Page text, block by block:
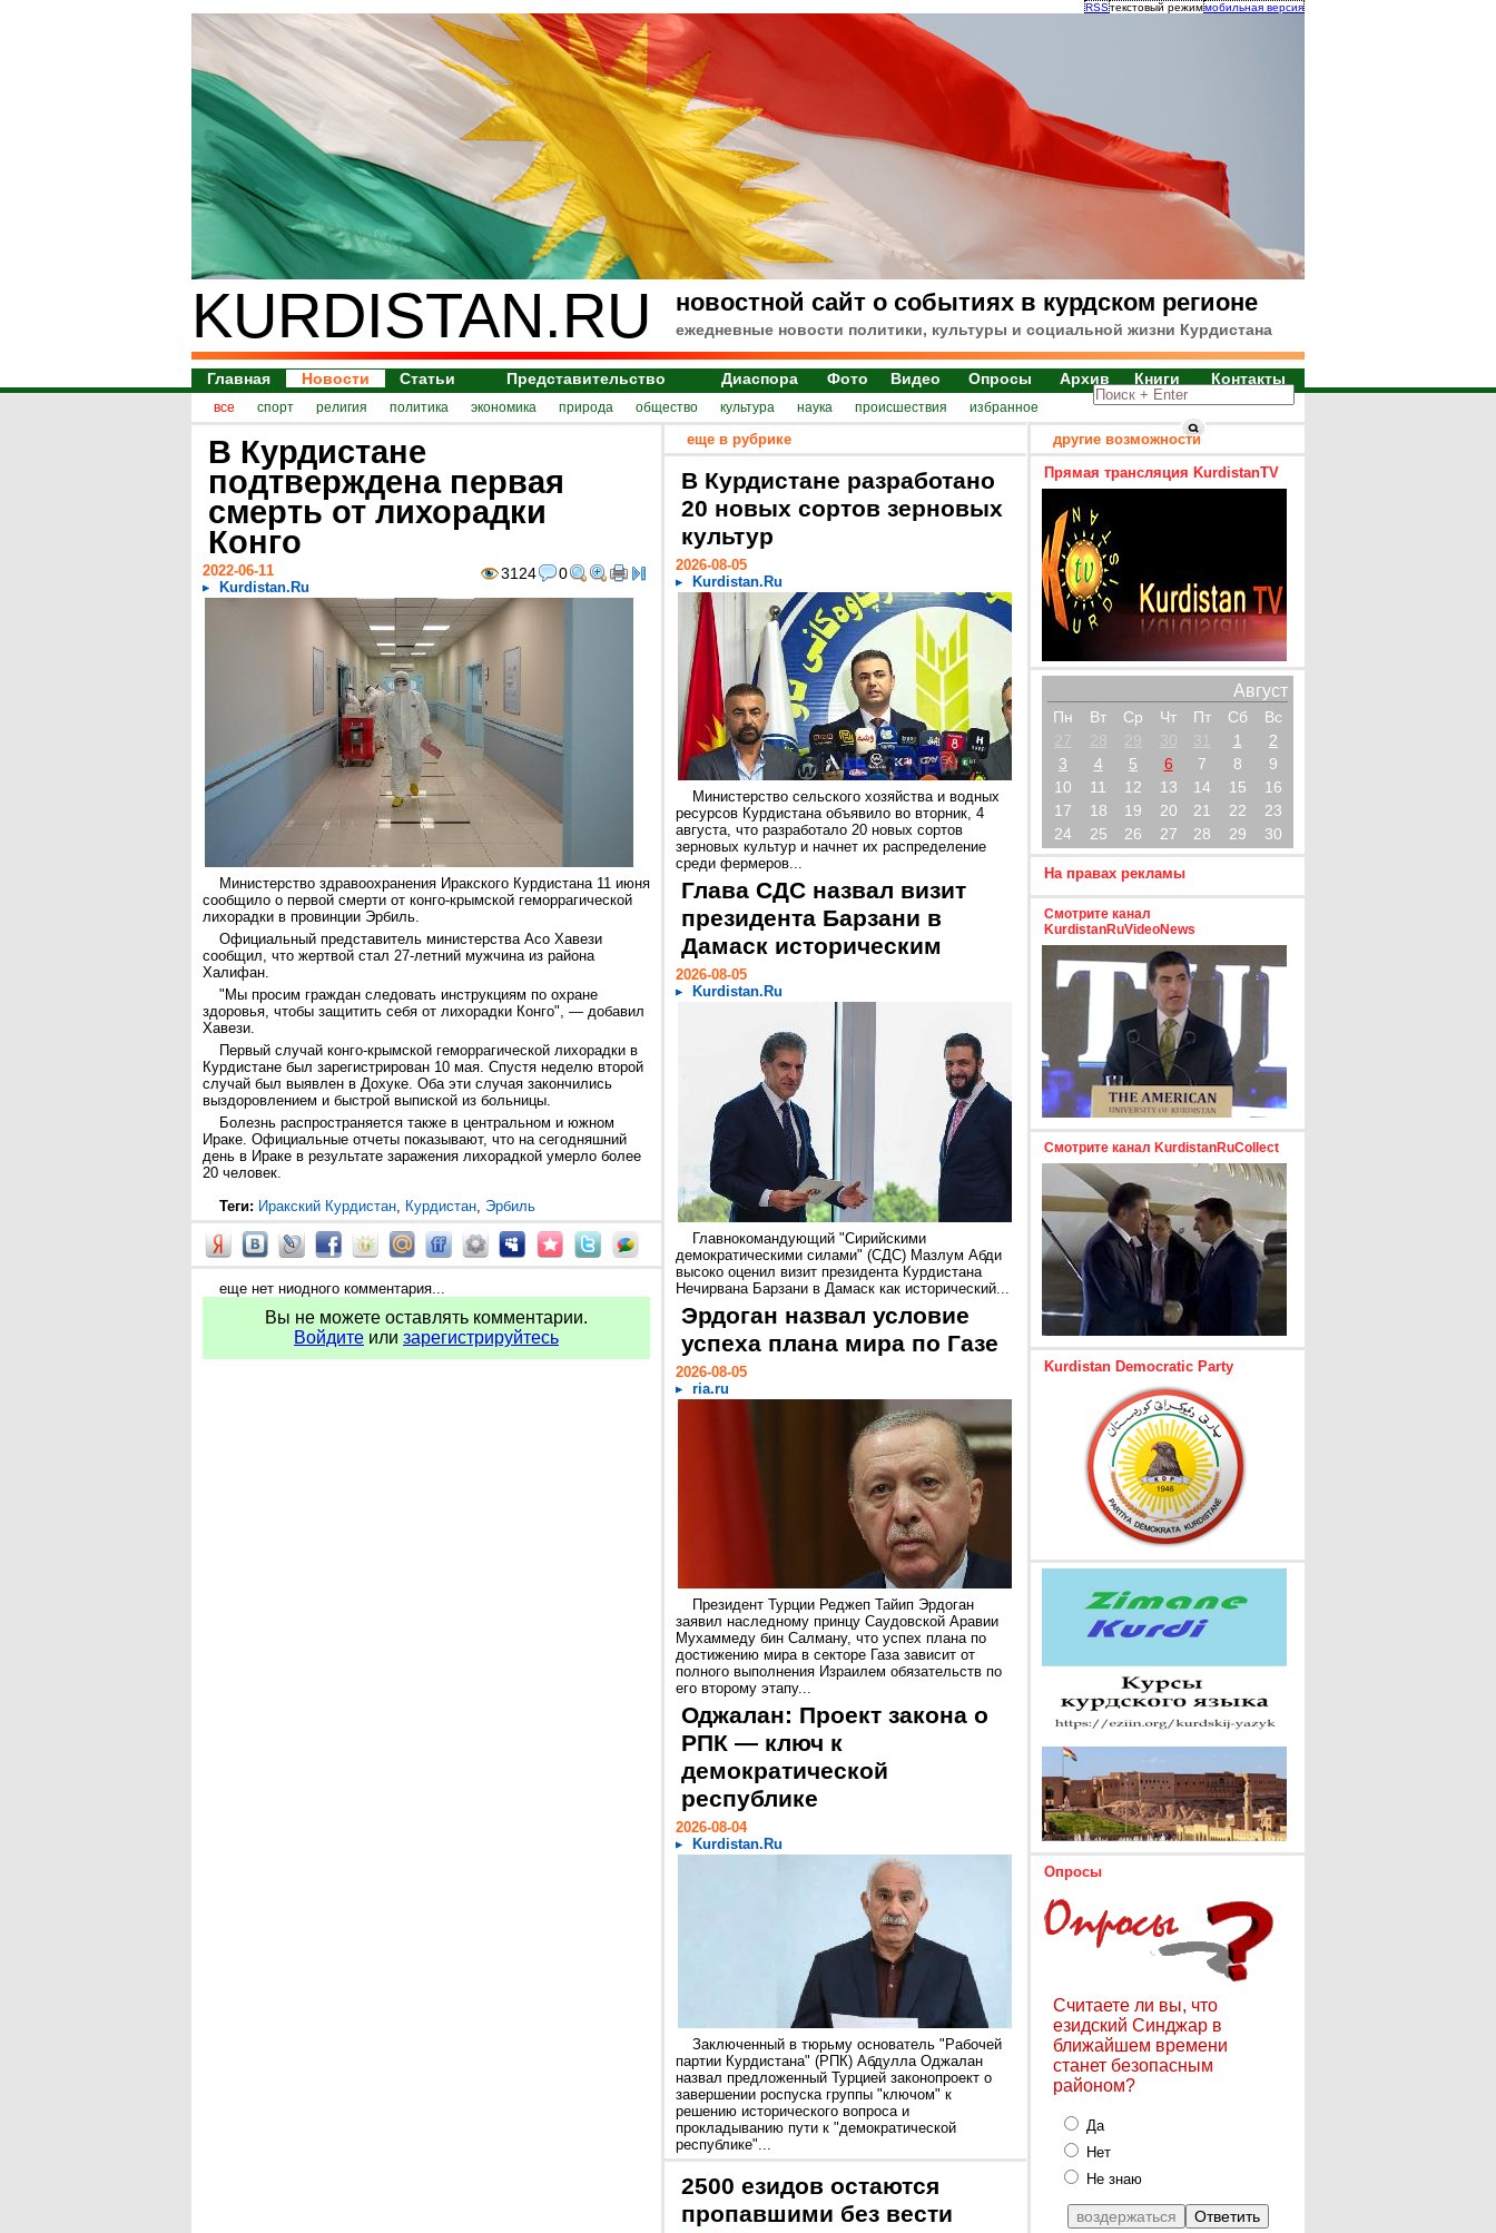
RSSтекстовый режиммобильная версия
KURDISTAN.RU новостной сайт о событиях в курдском регионе
ежедневные новости политики, культуры и социальной жизни Курдистана
Главная Новости Статьи Представительство Диаспора Фото Видео Опросы Архив Книги Контакты
все спорт религия политика экономика природа общество культура наука происшествия избранное
В Курдистане
подтверждена первая
смерть от лихорадки
Конго
3124 0
2022-06-11
Kurdistan.Ru
Министерство здравоохранения Иракского Курдистана 11 июня
сообщило о первой смерти от конго-крымской геморрагической
лихорадки в провинции Эрбиль.
Официальный представитель министерства Асо Хавези
сообщил, что жертвой стал 27-летний мужчина из района
Халифан.
"Мы просим граждан следовать инструкциям по охране
здоровья, чтобы защитить себя от лихорадки Конго", — добавил
Хавези.
Первый случай конго-крымской геморрагической лихорадки в
Курдистане был зарегистрирован 10 мая. Спустя неделю второй
случай был выявлен в Дохуке. Оба эти случая закончились
выздоровлением и быстрой выпиской из больницы.
Болезнь распространяется также в центральном и южном
Ираке. Официальные отчеты показывают, что на сегодняшний
день в Ираке в результате заражения лихорадкой умерло более
20 человек.
Теги: Иракский Курдистан, Курдистан, Эрбиль
еще нет ниодного комментария...
Вы не можете оставлять комментарии.
Войдите или зарегистрируйтесь
еще в рубрике
В Курдистане разработано
20 новых сортов зерновых
культур
2026-08-05
Kurdistan.Ru
Министерство сельского хозяйства и водных
ресурсов Курдистана объявило во вторник, 4
августа, что разработало 20 новых сортов
зерновых культур и начнет их распределение
среди фермеров...
Глава СДС назвал визит
президента Барзани в
Дамаск историческим
2026-08-05
Kurdistan.Ru
Главнокомандующий "Сирийскими
демократическими силами" (СДС) Мазлум Абди
высоко оценил визит президента Курдистана
Нечирвана Барзани в Дамаск как исторический...
Эрдоган назвал условие
успеха плана мира по Газе
2026-08-05
ria.ru
Президент Турции Реджеп Тайип Эрдоган
заявил наследному принцу Саудовской Аравии
Мухаммеду бин Салману, что успех плана по
достижению мира в секторе Газа зависит от
полного выполнения Израилем обязательств по
его второму этапу...
Оджалан: Проект закона о
РПК — ключ к
демократической
республике
2026-08-04
Kurdistan.Ru
Заключенный в тюрьму основатель "Рабочей
партии Курдистана" (РПК) Абдулла Оджалан
назвал предложенный Турцией законопроект о
завершении роспуска группы "ключом" к
решению исторического вопроса и
прокладыванию пути к "демократической
республике"...
2500 езидов остаются
пропавшими без вести
другие возможности
Прямая трансляция KurdistanTV
Август
Пн Вт Ср Чт Пт Сб
Вс
27
28 29 30 31 1
2
3
4 5 6 7 8
9
10
11 12 13 14 15
16
17
18 19 20 21 22
23
24
25 26 27 28 29 30
На правах рекламы
Смотрите канал
KurdistanRuVideoNews
Смотрите канал KurdistanRuCollect
Kurdistan Democratic Party
Опросы
Считаете ли вы, что
езидский Синджар в
ближайшем времени
станет безопасным
районом?
Да
Нет
Не знаю